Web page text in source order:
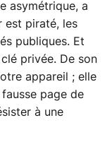
asymétrique, a
est piraté, les
publiques. Et
privée. De son
appareil ; elle
page de
à une